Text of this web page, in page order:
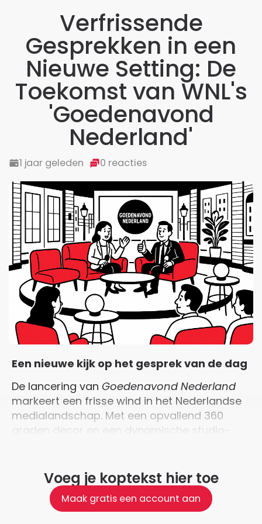
Verfrissende
Gesprekken in een
Nieuwe Setting: De
Toekomst van WNL's
'Goedenavond
Nederland'
1 jaar geleden 0 reacties
Een nieuwe kijk op het gesprek van de dag
De lancering van Goedenavond Nederland
markeert een frisse wind in het Nederlandse
medialandschap. Met een opvallend 360
graden decor en een dynamische studio-
het de tijd waarin we leven die vraagt om een
nieuwe benadering van de traditionele
talkshow.
Voeg je koptekst hier toe
Maak gratis een account aan